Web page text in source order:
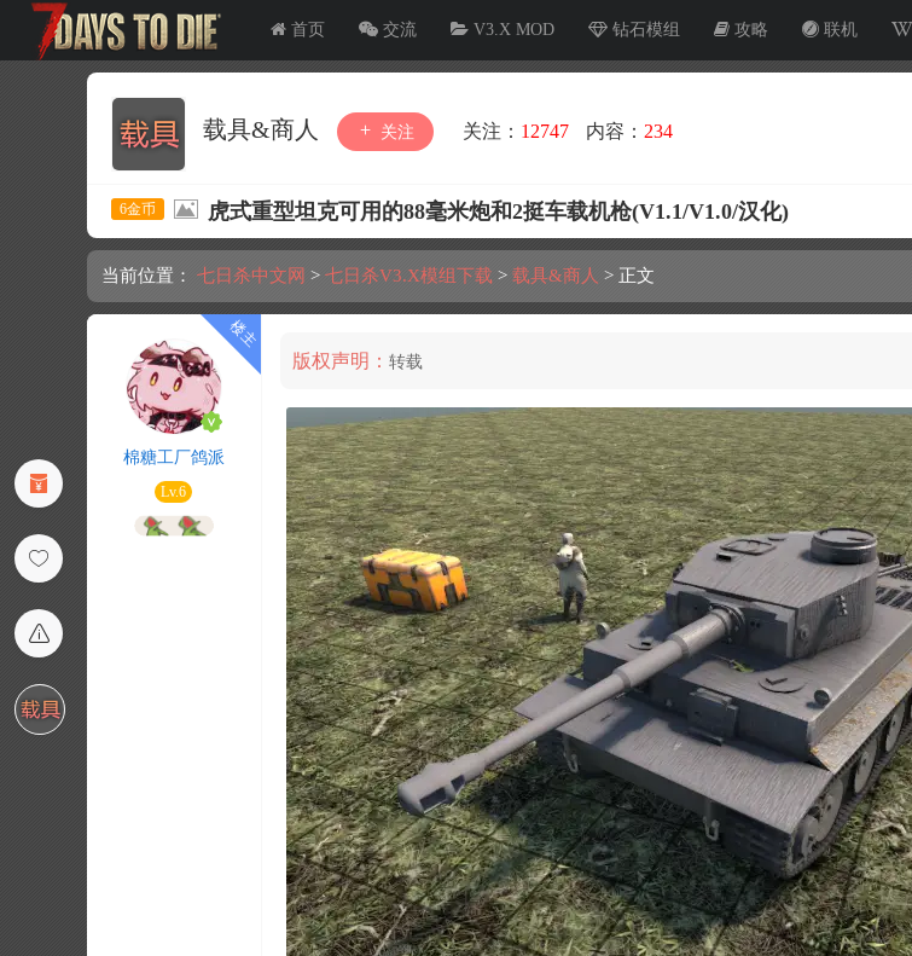
首页 交流 V3.X MOD 钻石模组 攻略 联机
载具&商人 关注 关注： 12747 内容： 234
6金币 虎式重型坦克可用的88毫米炮和2挺车载机枪(V1.1/V1.0/汉化)
当前位置： 七日杀中文网 > 七日杀V3.X模组下载 > 载具&商人 > 正文
棉糖工厂鸽派
Lv.6
版权声明： 转载